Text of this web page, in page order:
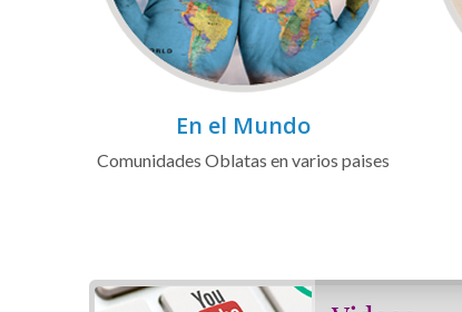
En el Mundo
Comunidades Oblatas en varios paises